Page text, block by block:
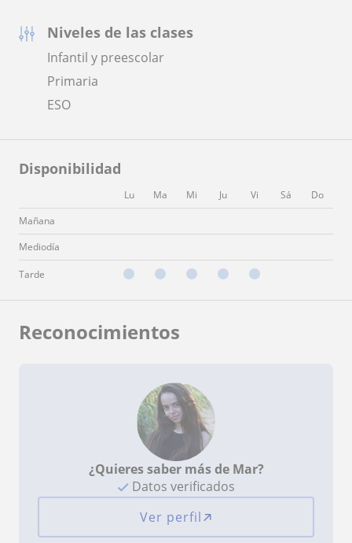
Niveles de las clases
Infantil y preescolar
Primaria
ESO
Disponibilidad
Lu Ma Mi Ju Vi Sá
Do
Mañana
Mediodía
Tarde
Reconocimientos
¿Quieres saber más de Mar?
Datos verificados
Ver perfil